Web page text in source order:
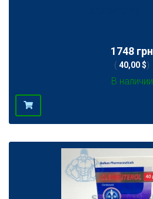
1748 грн
( 40,00 $)
В наличии